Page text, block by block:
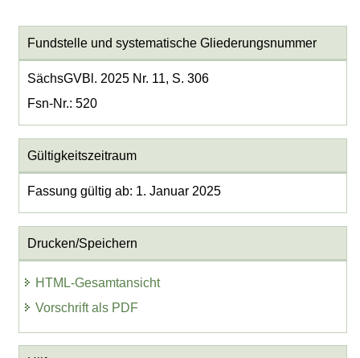
Fundstelle und systematische Gliederungsnummer
SächsGVBl. 2025 Nr. 11, S. 306
Fsn-Nr.: 520
Gültigkeitszeitraum
Fassung gültig ab: 1. Januar 2025
Drucken/Speichern
HTML-Gesamtansicht
Vorschrift als PDF